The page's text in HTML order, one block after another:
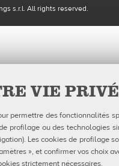
VIE
permettre des fonctionnalités
ou des technologies
Les cookies de profilage
», et confirmer vos choix
strictement nécessaires.
s.r.l. All rights reserved.